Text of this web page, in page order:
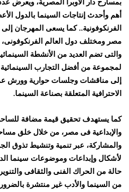
بمسارح دار الأوبرا المصرية، ويعرض
أهم وأحدث إنتاجات السينما بالدول
الفرنكوفونية.. كما يسعى المهرجان إلى
مصر ومختلف دول العالم الفرنكوفونى،
والتى تضم العديد من الأنشطة
لمجموعة من أفضل التجارب السينمائية
إلى مناقشات وجلسات حوارية وورش
الاحترافية المتعلقة بصناعة السينما.
كما يستهدف تحقيق قيمة مضافة للساحة
والإبداعية فى مصر، من خلال خلق
والمشاركة، عبر تنمية وتنشيط تذوق
لأشكال وإبداعات وموضوعات سينما
حالة من الحراك الفنى والثقافى
من السينما والأدب غير منتشرة